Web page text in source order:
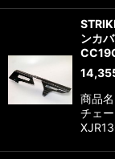
ンカ
商品
チェ